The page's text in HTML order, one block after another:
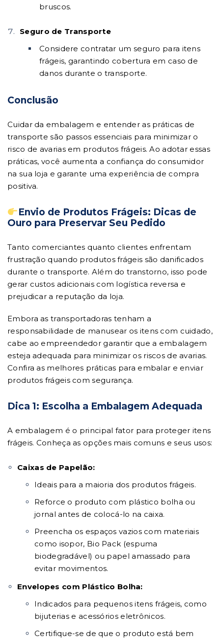
bruscos.
Seguro de Transporte
Considere contratar um seguro para itens
frágeis, garantindo cobertura em caso de
danos durante o transporte.
Conclusão
Cuidar da embalagem e entender as práticas de
transporte são passos essenciais para minimizar o
risco de avarias em produtos frágeis. Ao adotar essas
práticas, você aumenta a confiança do consumidor
na sua loja e garante uma experiência de compra
positiva.
Envio de Produtos Frágeis: Dicas de
Ouro para Preservar Seu Pedido
Tanto comerciantes quanto clientes enfrentam
frustração quando produtos frágeis são danificados
durante o transporte. Além do transtorno, isso pode
gerar custos adicionais com logística reversa e
prejudicar a reputação da loja.
Embora as transportadoras tenham a
responsabilidade de manusear os itens com cuidado,
cabe ao empreendedor garantir que a embalagem
esteja adequada para minimizar os riscos de avarias.
Confira as melhores práticas para embalar e enviar
produtos frágeis com segurança.
Dica 1: Escolha a Embalagem Adequada
A embalagem é o principal fator para proteger itens
frágeis. Conheça as opções mais comuns e seus usos:
Caixas de Papelão:
Ideais para a maioria dos produtos frágeis.
Reforce o produto com plástico bolha ou
jornal antes de colocá-lo na caixa.
Preencha os espaços vazios com materiais
como isopor, Bio Pack (espuma
biodegradável) ou papel amassado para
evitar movimentos.
Envelopes com Plástico Bolha:
Indicados para pequenos itens frágeis, como
bijuterias e acessórios eletrônicos.
Certifique-se de que o produto está bem